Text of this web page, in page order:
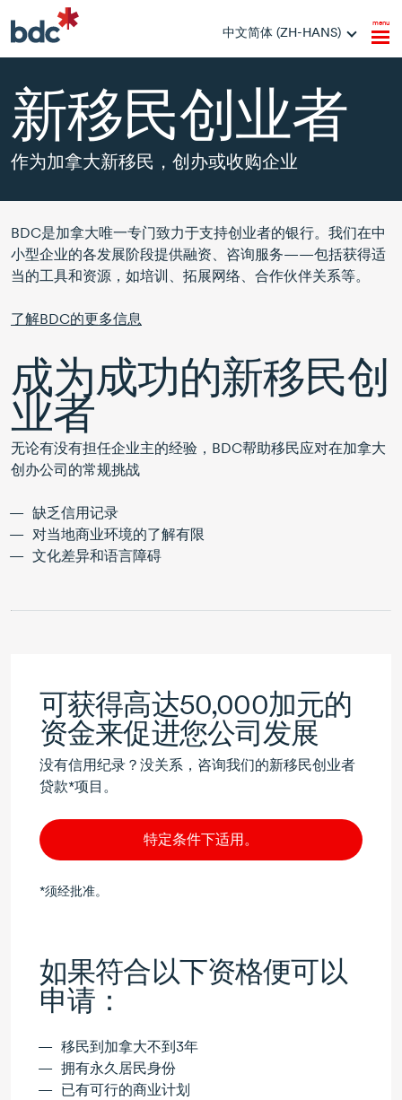
中文简体 (ZH-HANS)
menu
新移民创业者
作为加拿大新移民，创办或收购企业
BDC是加拿大唯一专门致力于支持创业者的银行。我们在中
小型企业的各发展阶段提供融资、咨询服务——包括获得适
当的工具和资源，如培训、拓展网络、合作伙伴关系等。
了解BDC的更多信息
成为成功的新移民创
业者
无论有没有担任企业主的经验，BDC帮助移民应对在加拿大
创办公司的常规挑战
缺乏信用记录
对当地商业环境的了解有限
文化差异和语言障碍
可获得高达50,000加元的
资金来促进您公司发展
没有信用纪录？没关系，咨询我们的新移民创业者
贷款*项目。
特定条件下适用。
*须经批准。
如果符合以下资格便可以
申请：
移民到加拿大不到3年
拥有永久居民身份
已有可行的商业计划